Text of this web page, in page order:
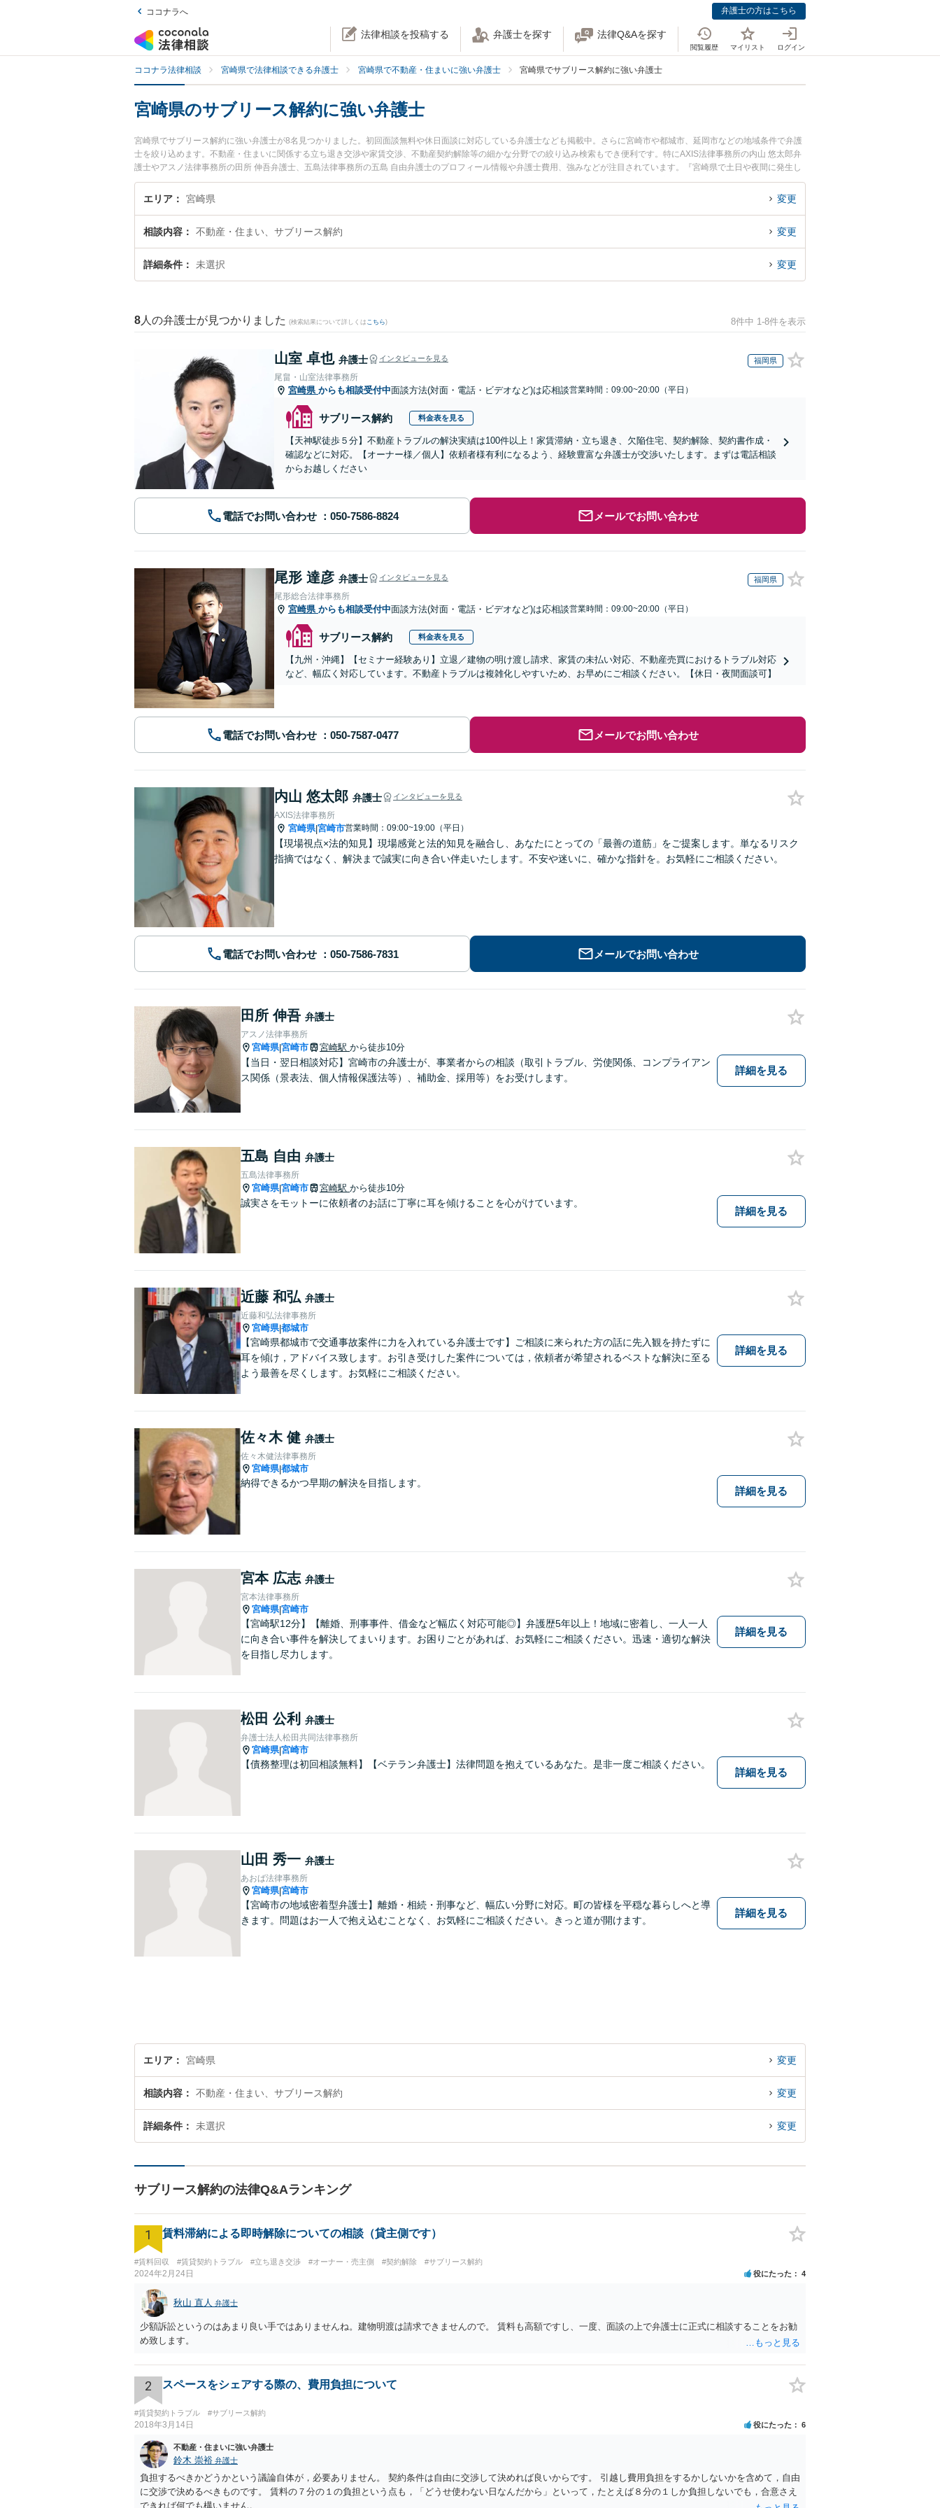
ココナラへ 弁護士の方はこちら
法律相談を投稿する 弁護士を探す 法律Q&Aを探す
閲覧履歴 マイリスト ログイン
ココナラ法律相談 宮崎県で法律相談できる弁護士 宮崎県で不動産・住まいに強い弁護士 宮崎県でサブリース解約に強い弁護士
宮崎県のサブリース解約に強い弁護士
宮崎県でサブリース解約に強い弁護士が8名見つかりました。初回面談無料や休日面談に対応している弁護士なども掲載中。さらに宮崎市や都城市、延岡市などの地域条件で弁護
士を絞り込めます。不動産・住まいに関係する立ち退き交渉や家賃交渉、不動産契約解除等の細かな分野での絞り込み検索もでき便利です。特にAXIS法律事務所の内山 悠太郎弁
護士やアスノ法律事務所の田所 伸吾弁護士、五島法律事務所の五島 自由弁護士のプロフィール情報や弁護士費用、強みなどが注目されています。『宮崎県で土日や夜間に発生し
たサブリース解約のトラブルを今すぐに弁護士に相談したい』『サブリース解約のトラブル解決の実績豊富な近くの弁護士を検索したい』『初回相談無料でサブリース解約を法律
相談できる宮崎県内の弁護士に相談予約したい』などでお困りの相談者さんにおすすめです。
エリア 宮崎県 変更
相談内容 不動産・住まい、サブリース解約 変更
詳細条件 未選択 変更
8 人の弁護士が見つかりました (検索結果について詳しくは こちら) 8件中 1-8件を表示
山室 卓也 弁護士 インタビューを見る 福岡県
尾畠・山室法律事務所
宮崎県 からも相談受付中面談方法(対面・電話・ビデオなど)は応相談営業時間：09:00~20:00（平日）
サブリース解約 料金表を見る
【天神駅徒歩５分】不動産トラブルの解決実績は100件以上！家賃滞納・立ち退き、欠陥住宅、契約解除、契約書作成・
確認などに対応。【オーナー様／個人】依頼者様有利になるよう、経験豊富な弁護士が交渉いたします。まずは電話相談
からお越しください
電話でお問い合わせ メールでお問い合わせ
尾形 達彦 弁護士 インタビューを見る 福岡県
尾形総合法律事務所
宮崎県 からも相談受付中面談方法(対面・電話・ビデオなど)は応相談営業時間：09:00~20:00（平日）
サブリース解約 料金表を見る
【九州・沖縄】【セミナー経験あり】立退／建物の明け渡し請求、家賃の未払い対応、不動産売買におけるトラブル対応
など、幅広く対応しています。不動産トラブルは複雑化しやすいため、お早めにご相談ください。【休日・夜間面談可】
電話でお問い合わせ メールでお問い合わせ
内山 悠太郎 弁護士 インタビューを見る
AXIS法律事務所
宮崎県|宮崎市営業時間：09:00~19:00（平日）
【現場視点×法的知見】現場感覚と法的知見を融合し、あなたにとっての「最善の道筋」をご提案します。単なるリスク
指摘ではなく、解決まで誠実に向き合い伴走いたします。不安や迷いに、確かな指針を。お気軽にご相談ください。
電話でお問い合わせ メールでお問い合わせ
田所 伸吾 弁護士
アスノ法律事務所
宮崎県|宮崎市 宮崎駅 から徒歩10分
【当日・翌日相談対応】宮崎市の弁護士が、事業者からの相談（取引トラブル、労使関係、コンプライアン
ス関係（景表法、個人情報保護法等）、補助金、採用等）をお受けします。
詳細を見る
五島 自由 弁護士
五島法律事務所
宮崎県|宮崎市 宮崎駅 から徒歩10分
誠実さをモットーに依頼者のお話に丁寧に耳を傾けることを心がけています。
詳細を見る
近藤 和弘 弁護士
近藤和弘法律事務所
宮崎県|都城市
【宮崎県都城市で交通事故案件に力を入れている弁護士です】ご相談に来られた方の話に先入観を持たずに
耳を傾け，アドバイス致します。お引き受けした案件については，依頼者が希望されるベストな解決に至る
よう最善を尽くします。お気軽にご相談ください。
詳細を見る
佐々木 健 弁護士
佐々木健法律事務所
宮崎県|都城市
納得できるかつ早期の解決を目指します。
詳細を見る
宮本 広志 弁護士
宮本法律事務所
宮崎県|宮崎市
【宮崎駅12分】【離婚、刑事事件、借金など幅広く対応可能◎】弁護歴5年以上！地域に密着し、一人一人
に向き合い事件を解決してまいります。お困りごとがあれば、お気軽にご相談ください。迅速・適切な解決
を目指し尽力します。
詳細を見る
松田 公利 弁護士
弁護士法人松田共同法律事務所
宮崎県|宮崎市
【債務整理は初回相談無料】【ベテラン弁護士】法律問題を抱えているあなた。是非一度ご相談ください。
詳細を見る
山田 秀一 弁護士
あおば法律事務所
宮崎県|宮崎市
【宮崎市の地域密着型弁護士】離婚・相続・刑事など、幅広い分野に対応。町の皆様を平穏な暮らしへと導
きます。問題はお一人で抱え込むことなく、お気軽にご相談ください。きっと道が開けます。
詳細を見る
エリア 宮崎県 変更
相談内容 不動産・住まい、サブリース解約 変更
詳細条件 未選択 変更
サブリース解約の法律Q&Aランキング
1 賃料滞納による即時解除についての相談（貸主側です）
#賃料回収 #賃貸契約トラブル #立ち退き交渉 #オーナー・売主側 #契約解除 #サブリース解約
2024年2月24日 役にたった 4
秋山 直人 弁護士
少額訴訟というのはあまり良い手ではありませんね。建物明渡は請求できませんので。 賃料も高額ですし、一度、面談の上で弁護士に正式に相談することをお勧
め致します。
2 スペースをシェアする際の、費用負担について
#賃貸契約トラブル #サブリース解約
2018年3月14日 役にたった 6
不動産・住まいに強い弁護士
鈴木 崇裕 弁護士
負担するべきかどうかという議論自体が，必要ありません。 契約条件は自由に交渉して決めれば良いからです。 引越し費用負担をするかしないかを含めて，自由
に交渉で決めるべきものです。 賃料の７分の１の負担という点も，「どうせ使わない日なんだから」といって，たとえば８分の１しか負担しないでも，合意さえ
できれば何でも構いません。